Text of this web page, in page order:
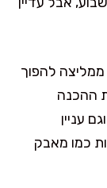
להפוך
ההכנה
עניין
כמו מאבק